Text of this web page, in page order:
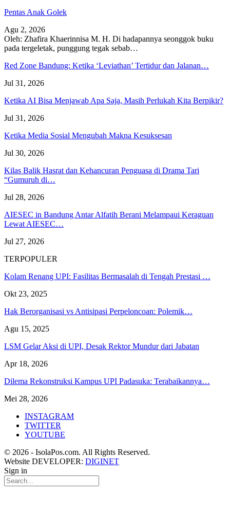
Pentas Anak Golek
Agu 2, 2026
Oleh: Zhafira Khaerinnisa M. H. Di hadapannya seonggok buku
pada tergeletak, punggung tegak sebab…
Red Zone Bandung: Ketika ‘Leviathan’ Tertidur dan Jalanan…
Jul 31, 2026
Ketika AI Bisa Menjawab Apa Saja, Masih Perlukah Kita Berpikir?
Jul 31, 2026
Ketika Media Sosial Mengubah Makna Kesuksesan
Jul 30, 2026
Kilas Balik Hasrat dan Kehancuran Penguasa di Drama Tari
“Gumuruh di…
Jul 28, 2026
AIESEC in Bandung Antar Alfatih Berani Melampaui Keraguan
Lewat AIESEC…
Jul 27, 2026
TERPOPULER
Kolam Renang UPI: Fasilitas Bermasalah di Tengah Prestasi …
Okt 23, 2025
Hak Berorganisasi vs Antisipasi Perpeloncoan: Polemik…
Agu 15, 2025
LSM Gelar Aksi di UPI, Desak Rektor Mundur dari Jabatan
Apr 18, 2026
Dilema Rekonstruksi Kampus UPI Padasuka: Terabaikannya…
Mei 28, 2026
INSTAGRAM
TWITTER
YOUTUBE
© 2026 - IsolaPos.com. All Rights Reserved.
Website DEVELOPER: DIGINET
Sign in